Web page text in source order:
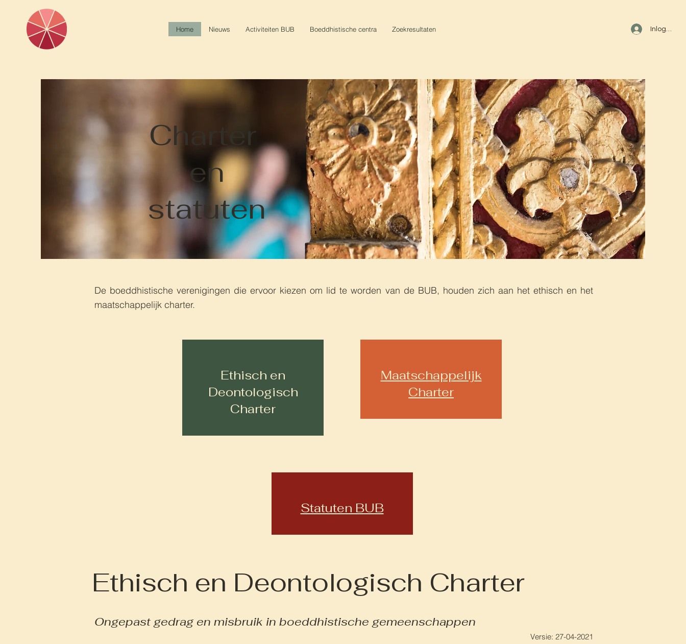
Home Nieuws Activiteiten BUB Boeddhistische centra Zoekresultaten Inloggen
Charter
en
statuten
De boeddhistische verenigingen die ervoor kiezen om lid te worden van de BUB, houden zich aan het ethisch en het
maatschappelijk charter.
Ethisch en
Deontologisch
Charter
Maatschappelijk
Charter
Statuten BUB
Ethisch en Deontologisch Charter
Ongepast gedrag en misbruik in boeddhistische gemeenschappen
Versie: 27-04-2021